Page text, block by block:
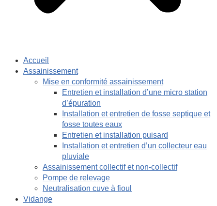
Accueil
Assainissement
Mise en conformité assainissement
Entretien et installation d’une micro station
d’épuration
Installation et entretien de fosse septique et
fosse toutes eaux
Entretien et installation puisard
Installation et entretien d’un collecteur eau
pluviale
Assainissement collectif et non-collectif
Pompe de relevage
Neutralisation cuve à fioul
Vidange